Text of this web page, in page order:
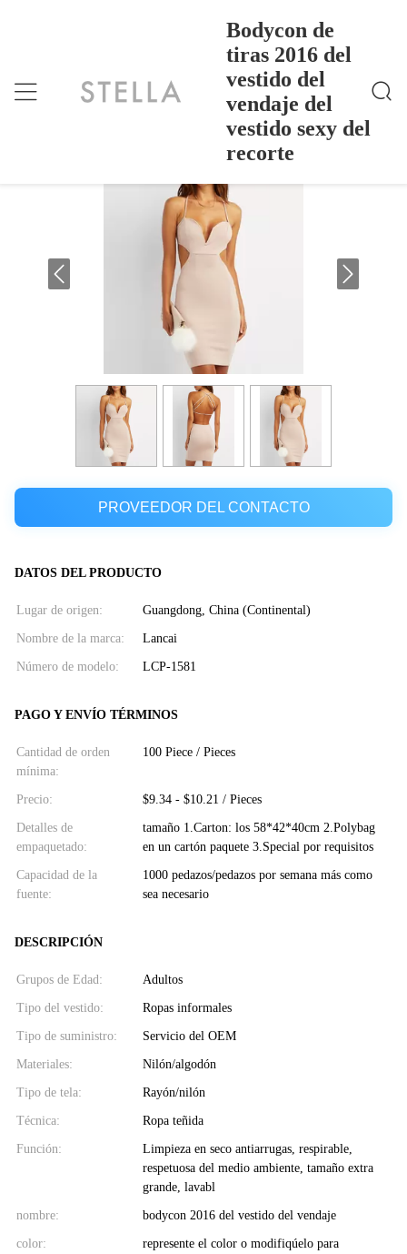
Bodycon de
tiras 2016 del
vestido del
vendaje del
vestido sexy del
recorte
Inicio Products>Bodycon De Tiras 2016 Del Vestido Del Vendaje Del
Vestido Sexy Del Recorte
Bodycon de tiras 2016 del vestido del
vendaje del vestido sexy del recorte
PROVEEDOR DEL CONTACTO
DATOS DEL PRODUCTO
Lugar de origen: Guangdong, China (Continental)
Nombre de la marca: Lancai
Número de modelo: LCP-1581
PAGO Y ENVÍO TÉRMINOS
Cantidad de orden
mínima:
100 Piece / Pieces
Precio: $9.34 - $10.21 / Pieces
Detalles de
empaquetado:
tamaño 1.Carton: los 58*42*40cm 2.Polybag
en un cartón paquete 3.Special por requisitos
Capacidad de la
fuente:
1000 pedazos/pedazos por semana más como
sea necesario
DESCRIPCIÓN
Grupos de Edad: Adultos
Tipo del vestido: Ropas informales
Tipo de suministro: Servicio del OEM
Materiales: Nilón/algodón
Tipo de tela: Rayón/nilón
Técnica: Ropa teñida
Función:
Limpieza en seco antiarrugas, respirable,
respetuosa del medio ambiente, tamaño extra
grande, lavabl
nombre: bodycon 2016 del vestido del vendaje
color:
represente el color o modifiqúelo para